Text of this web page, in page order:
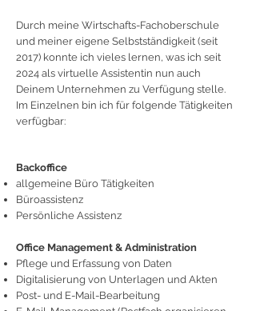
Durch meine Wirtschafts-Fachoberschule
und meiner eigene Selbstständigkeit (seit
2017) konnte ich vieles lernen, was ich seit
2024 als virtuelle Assistentin nun auch
Deinem Unternehmen zu Verfügung stelle.
Im Einzelnen bin ich für folgende Tätigkeiten
verfügbar:
Backoffice
allgemeine Büro Tätigkeiten
Büroassistenz
Persönliche Assistenz
Office Management & Administration
Pflege und Erfassung von Daten
Digitalisierung von Unterlagen und Akten
Post- und E-Mail-Bearbeitung